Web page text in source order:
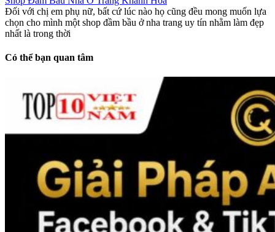
Đối với chị em phụ nữ, bất cứ lúc nào họ cũng đều mong muốn lựa
chọn cho mình một shop đầm bầu ở nha trang uy tín nhằm làm đẹp
nhất là trong thời
Có thể bạn quan tâm